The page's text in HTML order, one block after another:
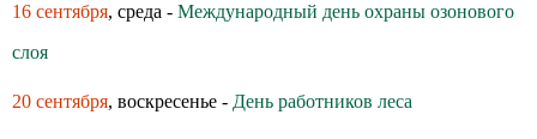
16 сентября, среда - Международный день охраны озонового
слоя
20 сентября, воскресенье - День работников леса